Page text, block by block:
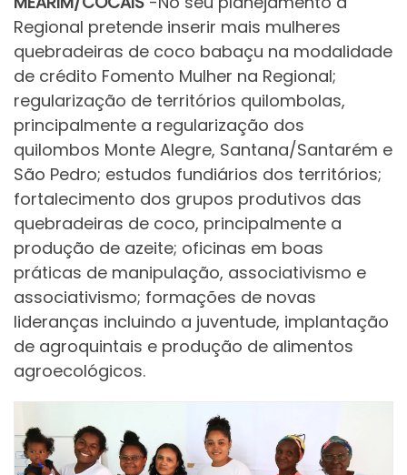
Regional pretende inserir mais mulheres
quebradeiras de coco babaçu na modalidade
de crédito Fomento Mulher na Regional;
regularização de territórios quilombolas,
principalmente a regularização dos
quilombos Monte Alegre, Santana/Santarém e
São Pedro; estudos fundiários dos territórios;
fortalecimento dos grupos produtivos das
quebradeiras de coco, principalmente a
produção de azeite; oficinas em boas
práticas de manipulação, associativismo e
associativismo; formações de novas
lideranças incluindo a juventude, implantação
de agroquintais e produção de alimentos
agroecológicos.